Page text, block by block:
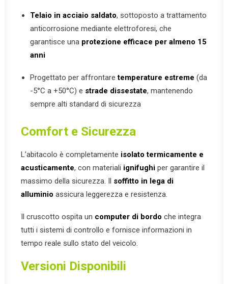
Telaio in acciaio saldato, sottoposto a trattamento
anticorrosione mediante elettroforesi, che
garantisce una protezione efficace per almeno 15
anni
Progettato per affrontaretemperature estreme (da
-5°C a +50°C) e strade dissestate, mantenendo
sempre alti standard di sicurezza
Comfort e Sicurezza
L’abitacolo è completamente isolato termicamente e
acusticamente, con materiali ignifughi per garantire il
massimo della sicurezza. Il soffitto in lega di
alluminio assicura leggerezza e resistenza.
Il cruscotto ospita un computer di bordo che integra
tutti i sistemi di controllo e fornisce informazioni in
tempo reale sullo stato del veicolo.
Versioni Disponibili